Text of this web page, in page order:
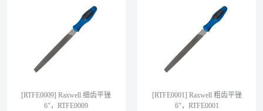
[RTFE0009] Raxwell 细齿平锉
6"，RTFE0009
[RTFE0001] Raxwell 粗齿平锉
6"，RTFE0001